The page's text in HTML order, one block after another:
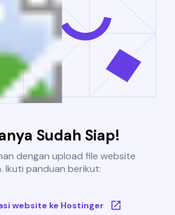
Sudah Siap!
dengan upload file website
Ikuti panduan berikut:
website ke Hostinger